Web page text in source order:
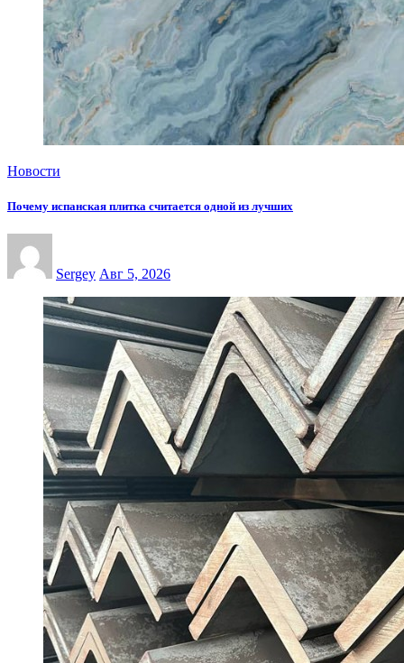
Новости
Почему испанская плитка считается одной из лучших
Sergey Авг 5, 2026